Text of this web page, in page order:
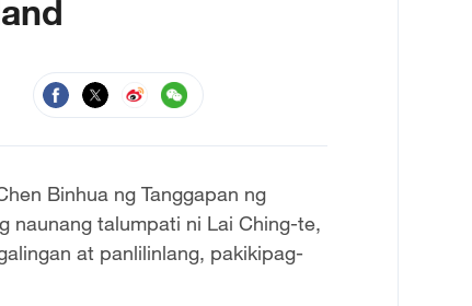
Binhua ng Tanggapan ng
naunang talumpati ni Lai Ching-te,
at panlilinlang, pakikipag-